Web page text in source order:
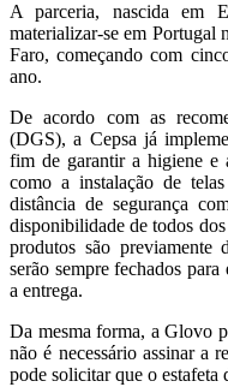
A parceria, nascida em
materializar-se em Portugal
Faro, começando com
ano.
De acordo com as
(DGS), a Cepsa já
fim de garantir a higiene e
como a instalação de
distância de segurança
disponibilidade de todos
produtos são previamente
serão sempre fechados
a entrega.
Da mesma forma, a Glovo
não é necessário assinar a
pode solicitar que o estafeta